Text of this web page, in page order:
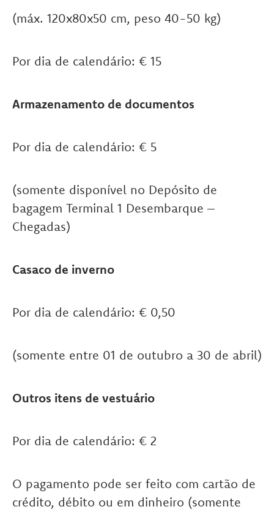
(máx. 120x80x50 cm, peso 40-50 kg)
Por dia de calendário: € 15
Armazenamento de documentos
Por dia de calendário: € 5
(somente disponível no Depósito de
bagagem Terminal 1 Desembarque –
Chegadas)
Casaco de inverno
Por dia de calendário: € 0,50
(somente entre 01 de outubro a 30 de abril)
Outros itens de vestuário
Por dia de calendário: € 2
O pagamento pode ser feito com cartão de
crédito, débito ou em dinheiro (somente